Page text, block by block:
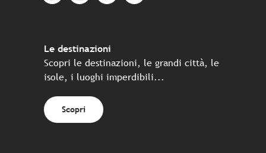
Le destinazioni
Scopri le destinazioni, le grandi città, le
isole, i luoghi imperdibili...
Scopri